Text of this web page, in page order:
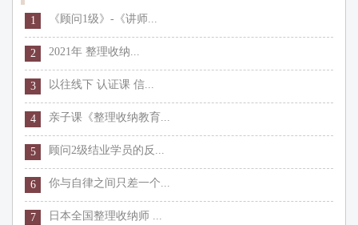
1 《顾问1级》-《讲师...
2 2021年 整理收纳...
3 以往线下 认证课 信...
4 亲子课《整理收纳教育...
5 顾问2级结业学员的反...
6 你与自律之间只差一个...
7 日本全国整理收纳师 ...